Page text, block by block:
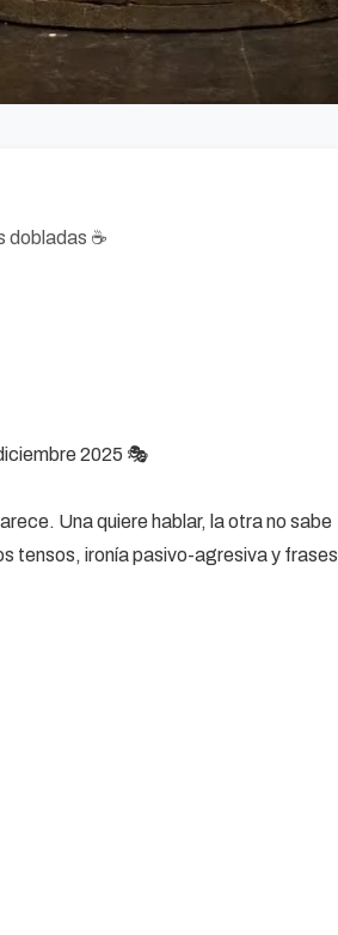
dobladas ☕
2025 🎭
Una quiere hablar, la otra no sabe
tensos, ironía pasivo-agresiva y frases
sí un filo que corta fino.
🧃